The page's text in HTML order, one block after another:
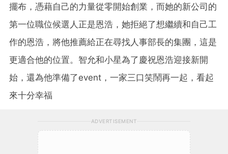
擺布，憑藉自己的力量從零開始創業，而她的新公司的
第一位職位候選人正是恩浩，她拒絕了想繼續和自己工
作的恩浩，將他推薦給正在尋找人事部長的集團，這是
更適合他的位置。智允和小星為了慶祝恩浩迎接新開
始，還為他準備了event，一家三口笑鬧再一起，看起
來十分幸福
ADVERTISEMENT